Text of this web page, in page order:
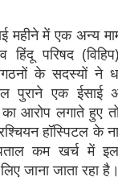
महीने में एक अन्य
हिंदू परिषद
के सदस्यों ने
पुराने एक ईसाई
का आरोप लगाते हुए
हॉस्पिटल के
कम खर्च में
जाना जाता रहा है।